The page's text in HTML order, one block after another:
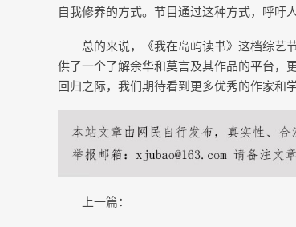
自我修养的方式。节目通过这种方式，呼吁
总的来说，《我在岛屿读书》这档综艺
供了一个了解余华和莫言及其作品的平台，
回归之际，我们期待看到更多优秀的作家和
上一篇：